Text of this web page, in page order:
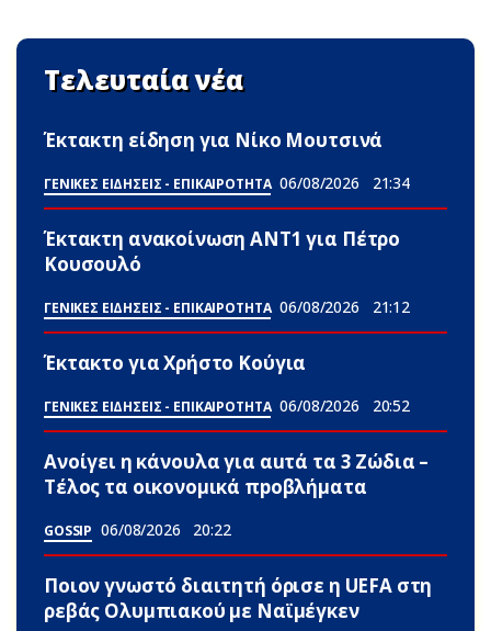
Τελευταία νέα
Έκτακτη είδηση για Νίκο Μουτσινά
ΓΕΝΙΚΕΣ ΕΙΔΗΣΕΙΣ - ΕΠΙΚΑΙΡΟΤΗΤΑ 06/08/2026 21:34
Έκτακτη ανακοίνωση ΑΝΤ1 για Πέτρο
Κουσουλό
ΓΕΝΙΚΕΣ ΕΙΔΗΣΕΙΣ - ΕΠΙΚΑΙΡΟΤΗΤΑ 06/08/2026 21:12
Έκτακτο για Χρήστο Κούγια
ΓΕΝΙΚΕΣ ΕΙΔΗΣΕΙΣ - ΕΠΙΚΑΙΡΟΤΗΤΑ 06/08/2026 20:52
Ανοίγει η κάνουλα για αuτά τα 3 Zώδια –
Τέλος τα οικονομικά πpοβλήματα
GOSSIP 06/08/2026 20:22
Ποιον γνωστό διαιτητή όρισε η UEFA στη
ρεβάς Ολυμπιακού με Ναϊμέγκεν